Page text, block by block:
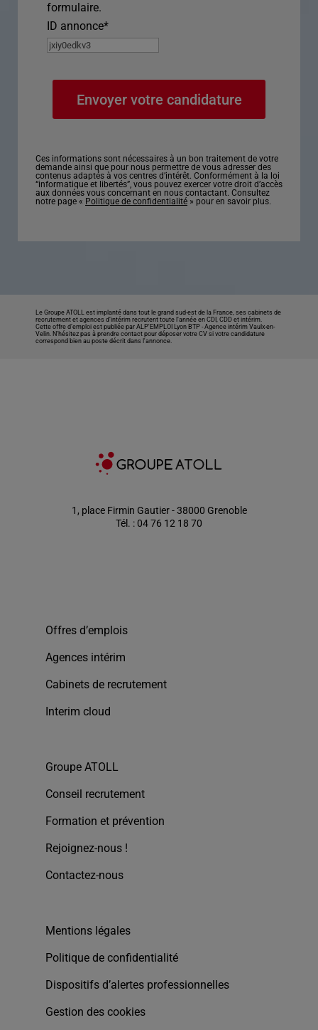
formulaire.
ID annonce*
Ces informations sont nécessaires à un bon traitement de votre
demande ainsi que pour nous permettre de vous adresser des
contenus adaptés à vos centres d’intérêt. Conformément à la loi
“informatique et libertés”, vous pouvez exercer votre droit d’accès
aux données vous concernant en nous contactant. Consultez
notre page « Politique de confidentialité » pour en savoir plus.
Le Groupe ATOLL est implanté dans tout le grand sud-est de la France, ses cabinets de
recrutement et agences d’intérim recrutent toute l’année en CDI, CDD et intérim.
Cette offre d’emploi est publiée par ALP'EMPLOI Lyon BTP -Agence intérim Vaulx-en-
Velin. N’hésitez pas à prendre contact pour déposer votre CV si votre candidature
correspond bien au poste décrit dans l'annonce.
1, place Firmin Gautier - 38000 Grenoble
Tél. : 04 76 12 18 70
Offres d’emplois
Agences intérim
Cabinets de recrutement
Interim cloud
Groupe ATOLL
Conseil recrutement
Formation et prévention
Rejoignez-nous !
Contactez-nous
Mentions légales
Politique de confidentialité
Dispositifs d’alertes professionnelles
Gestion des cookies